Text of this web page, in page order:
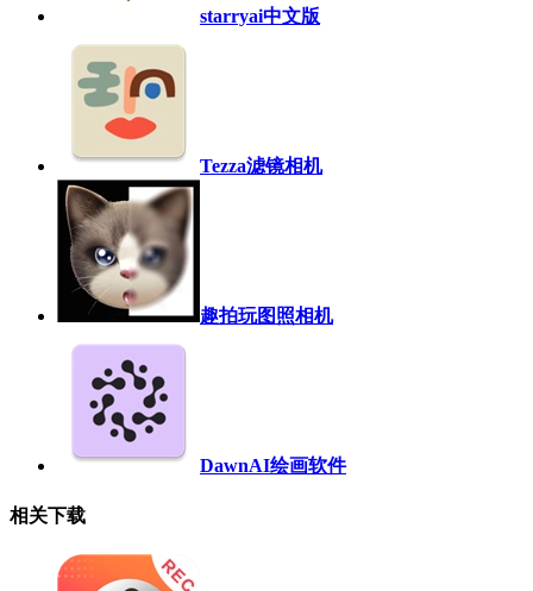
starryai中文版
Tezza滤镜相机
趣拍玩图照相机
DawnAI绘画软件
相关下载